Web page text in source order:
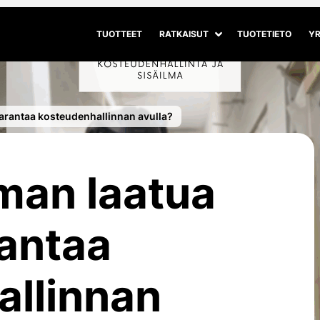
TUOTTEET RATKAISUT
Avaa alivalikko
Sulje alivalikko
TUOTETIETO
kosteudenhallinnan avulla?
laatua